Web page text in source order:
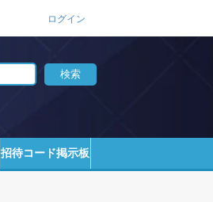
ログイン
招待コード掲示板